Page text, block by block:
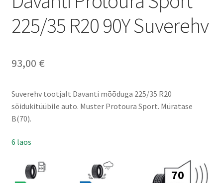
225/35 R20 90Y Suverehv
93,00 €
Suverehv tootjalt Davanti mõõduga 225/35 R20
sõidukitüübile auto. Muster Protoura Sport. Müratase
B(70).
6 laos
70